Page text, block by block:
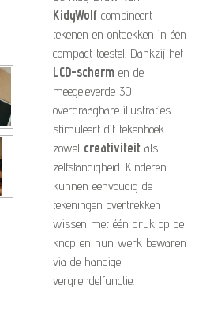
KidyWolf combineert
tekenen en ontdekken in één
compact toestel. Dankzij het
LCD-scherm en de
meegeleverde 30
overdraagbare illustraties
stimuleert dit tekenboek
zowel creativiteit als
zelfstandigheid. Kinderen
kunnen eenvoudig de
tekeningen overtrekken,
wissen met één druk op de
knop en hun werk bewaren
via de handige
vergrendelfunctie.